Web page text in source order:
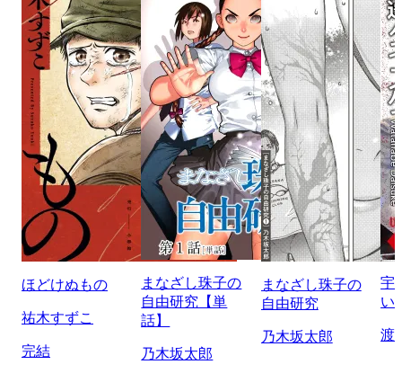
ほどけぬもの
祐木すずこ
完結
まなざし珠子の
自由研究【単
話】
乃木坂太郎
まなざし珠子の
自由研究
乃木坂太郎
宇
い
渡